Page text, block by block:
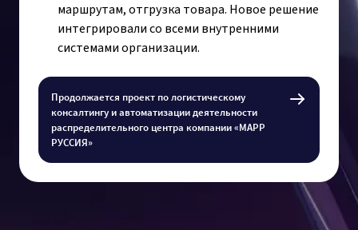
маршрутам, отгрузка товара. Новое решение
интегрировали со всеми внутренними
системами организации.
Продолжается проект по логистическому
консалтингу и автоматизации деятельности
распределительного центра компании «МАРР
РУССИЯ»